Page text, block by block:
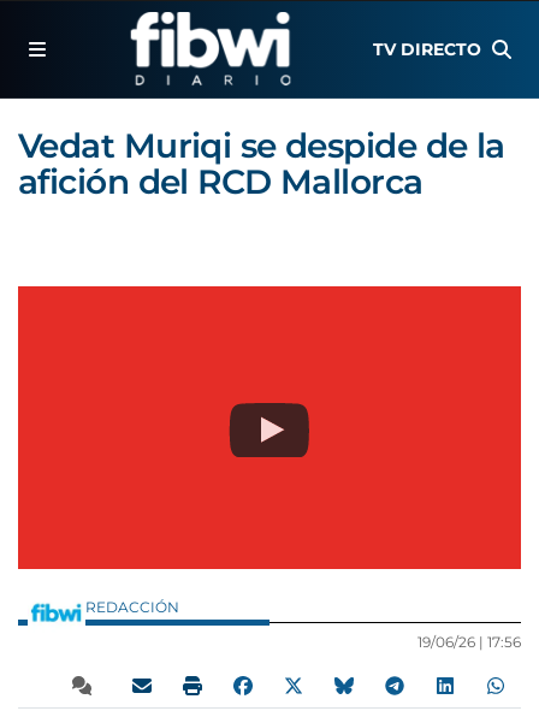
TV DIRECTO
Vedat Muriqi se despide de la
afición del RCD Mallorca
REDACCIÓN
19/06/26 | 17:56